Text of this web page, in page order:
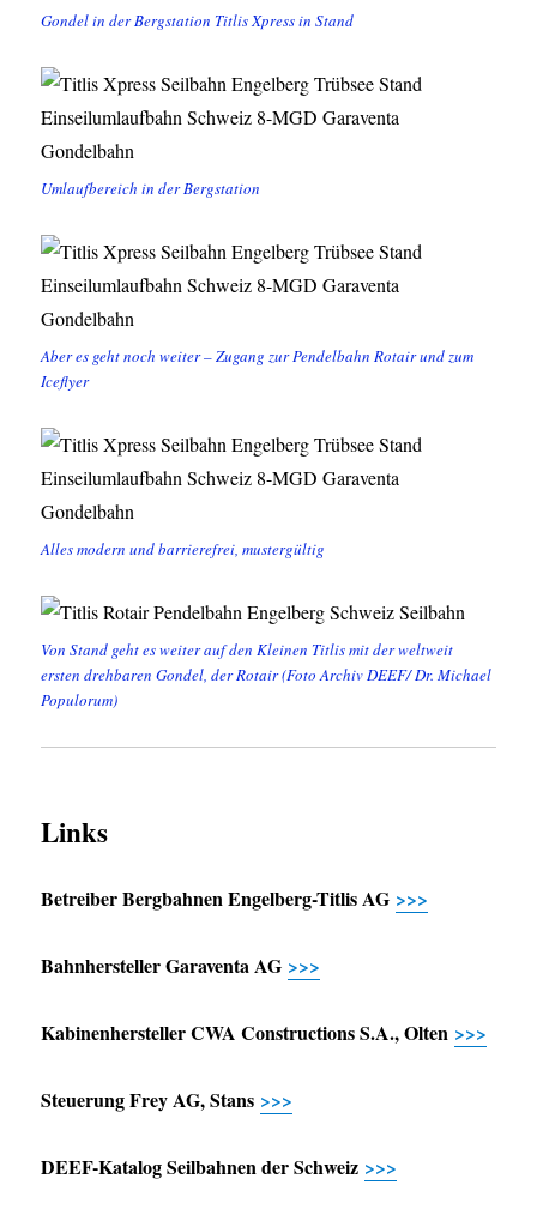
Gondel in der Bergstation Titlis Xpress in Stand
Umlaufbereich in der Bergstation
Aber es geht noch weiter – Zugang zur Pendelbahn Rotair und zum
Iceflyer
Alles modern und barrierefrei, mustergültig
Von Stand geht es weiter auf den Kleinen Titlis mit der weltweit
ersten drehbaren Gondel, der Rotair (Foto Archiv DEEF/ Dr. Michael
Populorum)
Links
Betreiber Bergbahnen Engelberg-Titlis AG >>>
Bahnhersteller Garaventa AG >>>
Kabinenhersteller CWA Constructions S.A., Olten >>>
Steuerung Frey AG, Stans >>>
DEEF-Katalog Seilbahnen der Schweiz >>>